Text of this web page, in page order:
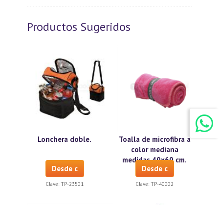
Productos Sugeridos
Lonchera doble.
Desde c
Clave: TP-23501
Toalla de microfibra a
color mediana
medidas 40x60 cm.
Desde c
Clave: TP-40002